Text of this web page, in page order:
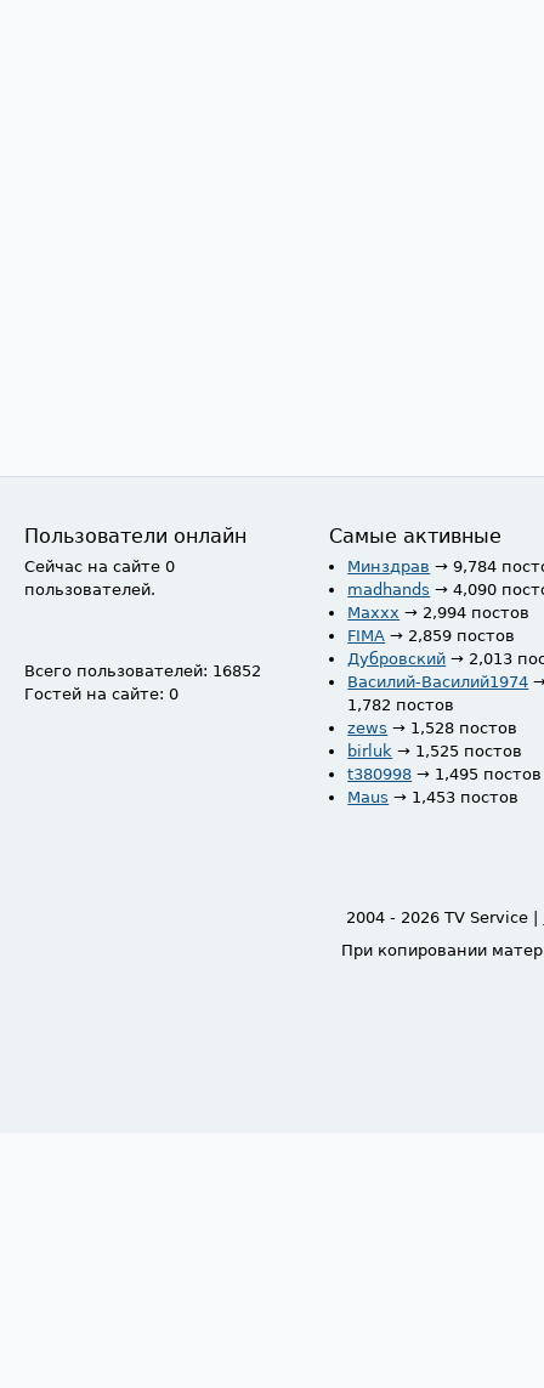
Пользователи онлайн
Сейчас на сайте 0
пользователей.
Всего пользователей: 16852
Гостей на сайте: 0
Самые активные
Минздрав → 9,784
madhands → 4,090
Maxxx → 2,994 постов
FIMA → 2,859 постов
Дубровский → 2,013
Василий-Василий1974
1,782 постов
zews → 1,528 постов
birluk → 1,525 постов
t380998 → 1,495 постов
Maus → 1,453 постов
2004 - 2026 TV Service |
При копировании